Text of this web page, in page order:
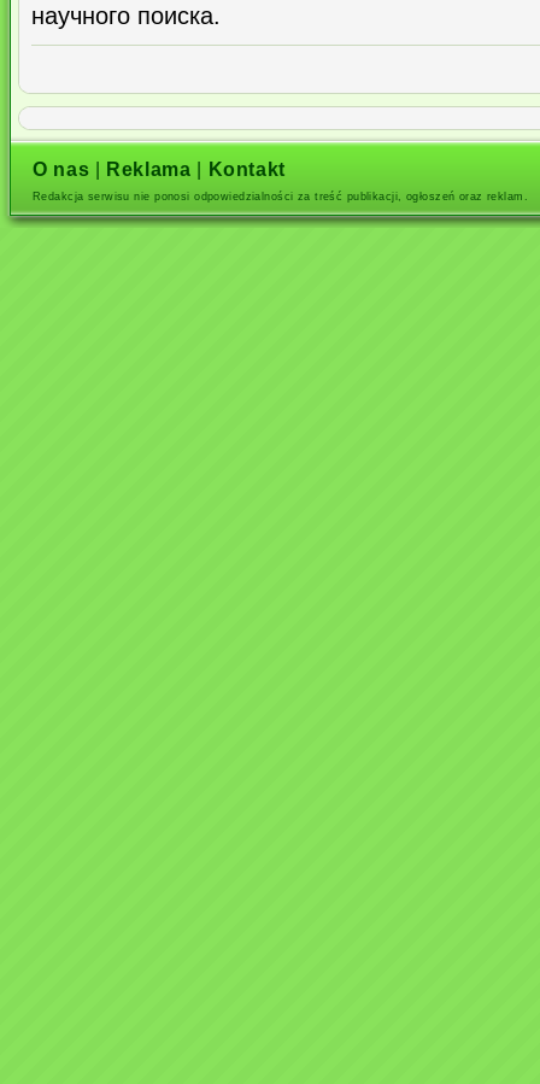
научного поиска.
O nas Reklama Kontakt
Redakcja serwisu nie ponosi odpowiedzialności za treść publikacji, ogłoszeń oraz reklam.